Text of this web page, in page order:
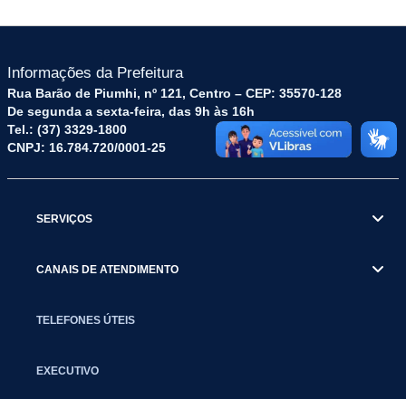
Informações da Prefeitura
Rua Barão de Piumhi, nº 121, Centro – CEP: 35570-128
De segunda a sexta-feira, das 9h às 16h
Tel.: (37) 3329-1800
CNPJ: 16.784.720/0001-25
SERVIÇOS
CANAIS DE ATENDIMENTO
TELEFONES ÚTEIS
EXECUTIVO